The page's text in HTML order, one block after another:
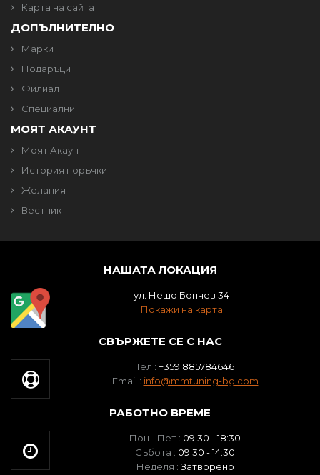
Карта на сайта
ДОПЪЛНИТЕЛНО
Марки
Подаръци
Филиал
Специални
МОЯТ АКАУНТ
Моят Акаунт
История поръчки
Желания
Вестник
НАШАТА ЛОКАЦИЯ
ул. Нешо Бончев 34
Покажи на карта
СВЪРЖЕТЕ СЕ С НАС
Тел : +359 885784646
Email : info@mmtuning-bg.com
РАБОТНО ВРЕМЕ
Пон - Пет : 09:30 - 18:30
Събота : 09:30 - 14:30
Неделя : Затворено